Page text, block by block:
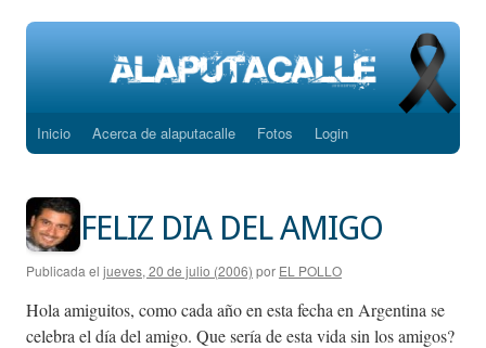
Saltar
contenido
Inicio Acerca de alaputacalle Fotos Login
FELIZ DIA DEL AMIGO
Publicada el jueves, 20 de julio (2006) por EL POLLO
Hola amiguitos, como cada año en esta fecha en Argentina se
celebra el día del amigo. Que sería de esta vida sin los amigos?